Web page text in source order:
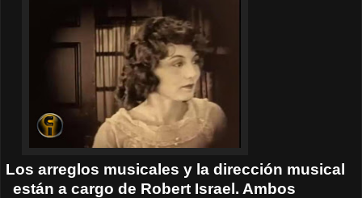
arreglos musicales y la dirección musical
están a cargo de Robert Israel. Ambos